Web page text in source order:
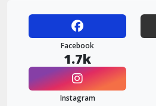
Facebook
1.7k
Instagram